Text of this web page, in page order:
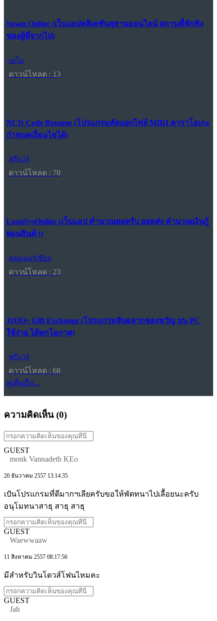
Susan Online (เว็บแอปพลิเคชันสุสานออนไลน์ สถานที่พักพิง
ของผู้ที่จากไป)
เดโม
ดาวน์โหลด : 13
NCN Code Rename (โปรแกรมคัดแยกไฟล์ MIDI คาราโอเกะ
กำหนดเงื่อนไขได้)
ฟรีแวร์
ดาวน์โหลด : 70
LoanSysOnline (เว็บแอป คำนวณยอดรับ ยอดส่ง คำนวณเงินกู้
ผ่อนสินค้า)
คอมเมอร์เชียล
ดาวน์โหลด : 23
JOJO+ Gift Exchange (โปรแกรมจับฉลากของขวัญ บน PC
ใช้ง่าย ได้ทุกโอกาส)
ฟรีแวร์
ดาวน์โหลด : 68
ดูเพิ่มอีก...
ความคิดเห็น (0)
GUEST
monk Vannadeth KEo
20 ธันวาคม 2557 13:14:35
เปันโปรแกรมที่ดีมากฯเลียครับขอให้พัตทนาไปเลื้อยนะครับ
อนุโมทนาสาธุ สาธุ สาธุ
GUEST
Waewwaaw
11 สิงหาคม 2557 08:17:56
มีสำหรับวินโดวส์โฟนไหมคะ
GUEST
Jah